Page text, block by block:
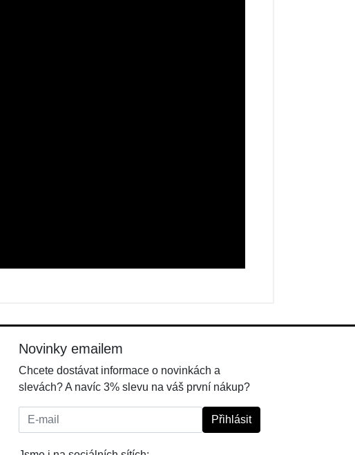
Novinky emailem
Chcete dostávat informace o novinkách a
slevách? A navíc 3% slevu na váš první nákup?
E-mail: Přihlásit